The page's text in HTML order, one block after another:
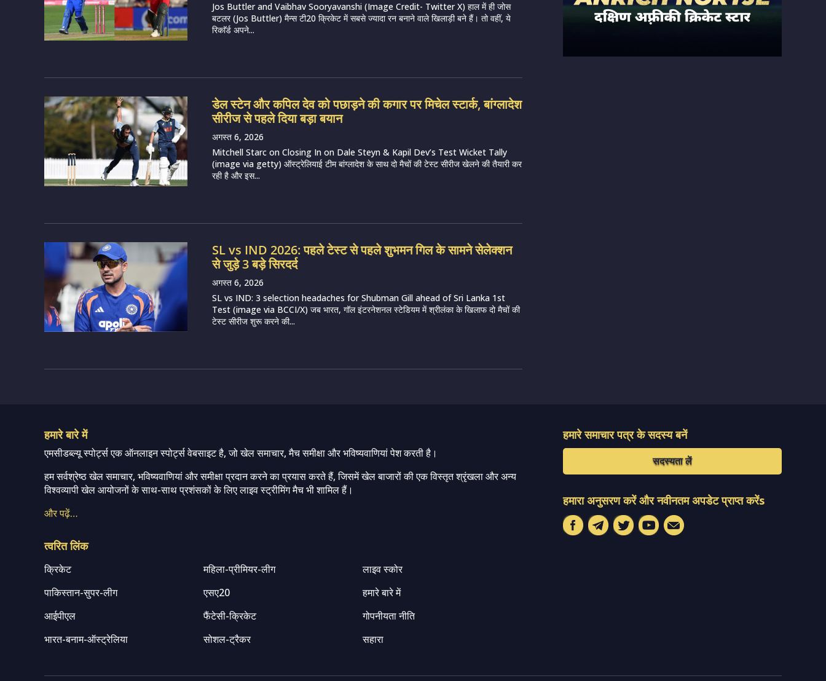
Jos Buttler and Vaibhav Sooryavanshi (Image Credit- Twitter X) हाल में ही जोस
बटलर (Jos Buttler) मैन्स टी20 क्रिकेट में सबसे ज्यादा रन बनाने वाले खिलाड़ी बने हैं। तो वहीं, ये
रिकाॅर्ड अपने...
डेल स्टेन और कपिल देव को पछाड़ने की कगार पर मिचेल स्टार्क, बांग्लादेश
सीरीज से पहले दिया बड़ा बयान
अगस्त 6, 2026
Mitchell Starc on Closing In on Dale Steyn & Kapil Dev’s Test Wicket Tally
(image via getty) ऑस्ट्रेलियाई टीम बांग्लादेश के साथ दो मैचों की टेस्ट सीरीज खेलने की तैयारी कर
रही है और इस...
SL vs IND 2026: पहले टेस्ट से पहले शुभमन गिल के सामने सेलेक्शन
से जुड़े 3 बड़े सिरदर्द
अगस्त 6, 2026
SL vs IND: 3 selection headaches for Shubman Gill ahead of Sri Lanka 1st
Test (image via BCCI/X) जब भारत, गॉल इंटरनेशनल स्टेडियम में श्रीलंका के खिलाफ दो मैचों की
टेस्ट सीरीज शुरू करने की...
हमारे बारे में
एमसीडब्ल्यू स्पोर्ट्स एक ऑनलाइन स्पोर्ट्स वेबसाइट है, जो खेल समाचार, मैच समीक्षा और भविष्यवाणियां पेश करती है।
हम सर्वश्रेष्ठ खेल समाचार, भविष्यवाणियां और समीक्षा प्रदान करने का प्रयास करते हैं, जिसमें खेल बाजारों की एक विस्तृत श्रृंखला और अन्य
विश्वव्यापी खेल आयोजनों के साथ-साथ प्रशंसकों के लिए लाइव स्ट्रीमिंग मैच भी शामिल हैं।
और पढ़ें…
त्वरित लिंक
क्रिकेट महिला-प्रीमियर-लीग
लाइव स्कोर
पाकिस्तान-सुपर-लीग
एसए20
हमारे बारे में
आईपीएल
फैंटेसी-क्रिकेट
गोपनीयता नीति
भारत-बनाम-ऑस्ट्रेलिया
सोशल-ट्रैकर सहारा
हमारे समाचार पत्र के सदस्य बनें
सदस्यता लें
हमारा अनुसरण करें और नवीनतम अपडेट प्राप्त करेंs